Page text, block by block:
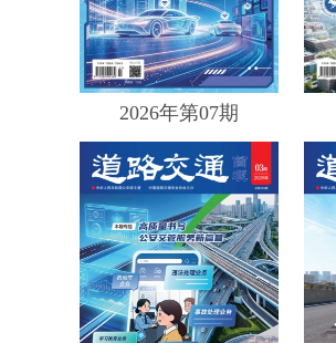
2026年第07期